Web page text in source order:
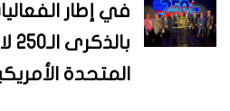
في إطار
المتحدة